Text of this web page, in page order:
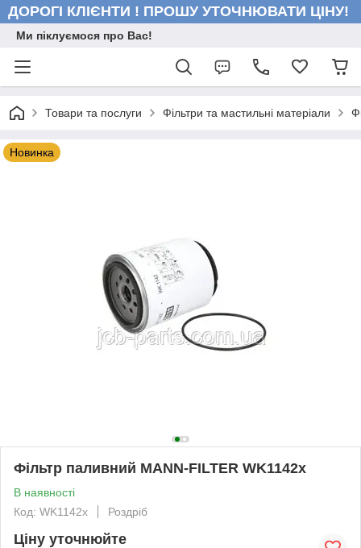
ДОРОГІ КЛІЄНТИ ! ПРОШУ УТОЧНЮВАТИ ЦІНУ!
Ми піклуємося про Вас!
Товари та послуги Фільтри та мастильні матеріали
Новинка
Фільтр паливний MANN-FILTER WK1142x
В наявності
Код: WK1142x
Роздріб
Ціну уточнюйте